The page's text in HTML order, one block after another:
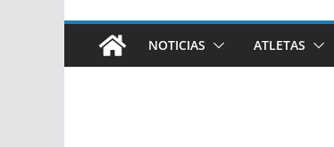
NOTICIAS ATLETAS